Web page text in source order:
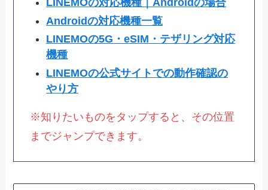
LINEMOの対応機種｜Androidの場合
Androidの対応機種一覧
LINEMOの5G・eSIM・テザリング対応
機種
LINEMOの公式サイトでの動作確認の
やり方
※知りたいものをタップすると、その位置
までジャンプできます。